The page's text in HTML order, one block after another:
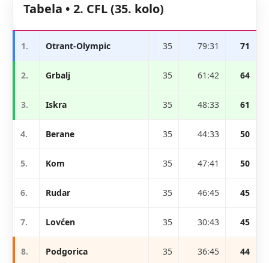
Tabela • 2. CFL (35. kolo)
1. Otrant-Olympic 35 79:31 71
2. Grbalj 35 61:42 64
3. Iskra 35 48:33 61
4. Berane 35 44:33 50
5. Kom 35 47:41 50
6. Rudar 35 46:45 45
7. Lovćen 35 30:43 45
8. Podgorica 35 36:45 44